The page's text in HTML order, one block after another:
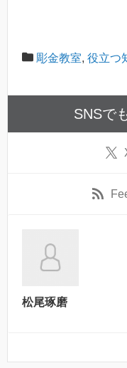
彫金教室, 役立つ
SNSで
松尾琢磨